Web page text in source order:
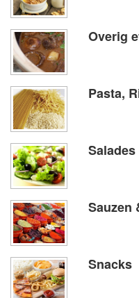
Overig
Pasta,
Salades
Sauzen
Snacks